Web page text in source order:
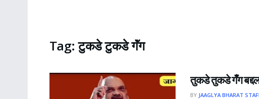
Tag:टुकडे टुकडे गॅंग
तुकडे तुकडे गँँग
BY JAAGLYA BHARAT